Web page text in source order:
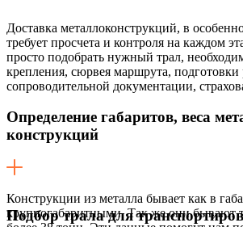
Доставка металлоконструкций, в
требует просчета и контроля на каждом
просто подобрать нужный трал,
крепления, сюрвея маршрута, подготовки
сопроводительной документации,
Определение габаритов, веса
конструкций
Конструкции из металла бывает как в
крупногабаритными. Так же они бывают
Подбор трала для